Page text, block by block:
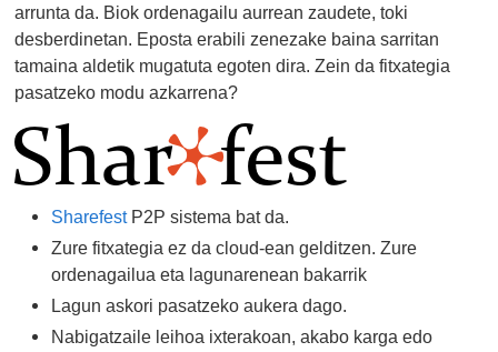
arrunta da. Biok ordenagailu aurrean zaudete, toki
desberdinetan. Eposta erabili zenezake baina sarritan
tamaina aldetik mugatuta egoten dira. Zein da fitxategia
pasatzeko modu azkarrena?
SharefestP2P sistema bat da.
Zure fitxategia ez da cloud-ean gelditzen. Zure
ordenagailua eta lagunarenean bakarrik
Lagun askori pasatzeko aukera dago.
Nabigatzaile leihoa ixterakoan, akabo karga edo